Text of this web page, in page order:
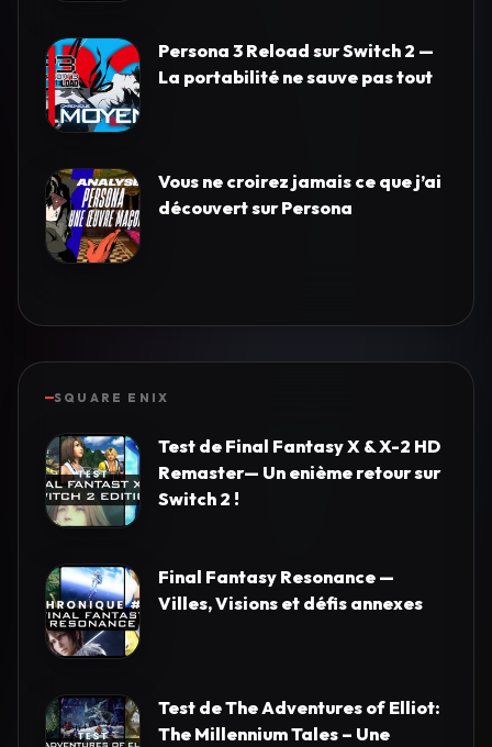
Persona 3 Reload sur Switch 2 —
La portabilité ne sauve pas tout
Vous ne croirez jamais ce que j’ai
découvert sur Persona
SQUARE ENIX
Test de Final Fantasy X & X-2 HD
Remaster— Un enième retour sur
Switch 2 !
Final Fantasy Resonance —
Villes, Visions et défis annexes
Test de The Adventures of Elliot:
The Millennium Tales – Une